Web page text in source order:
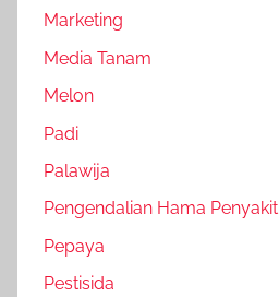
Marketing
Media Tanam
Melon
Padi
Palawija
Pengendalian Hama Penyakit
Pepaya
Pestisida